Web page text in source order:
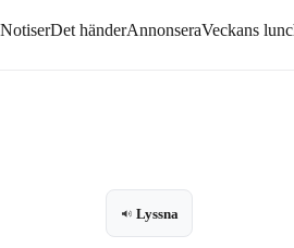
NotiserDet händerAnnonseraVeckans
Lyssna